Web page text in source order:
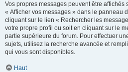
Vos propres messages peuvent être affichés
« Afficher vos messages » dans le panneau
cliquant sur le lien « Rechercher les
votre propre profil ou soit en cliquant sur le
partie supérieure du forum. Pour effectuer
sujets, utilisez la recherche avancée et
qui vous sont disponibles.
Haut